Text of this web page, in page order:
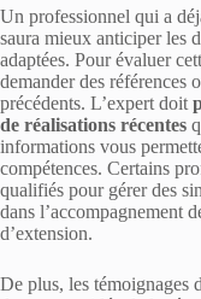
Un professionnel qui a
saura mieux anticiper les
adaptées. Pour évaluer
demander des références
précédents. L’expert doit
de réalisations récentes
informations vous
compétences. Certains
qualifiés pour gérer des
dans l’accompagnement
d’extension.
De plus, les témoignages